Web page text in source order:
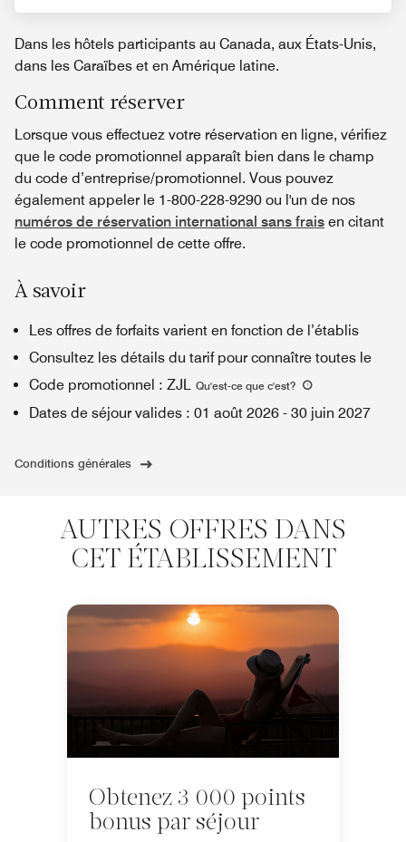
Dans les hôtels participants au Canada, aux États-Unis,
dans les Caraïbes et en Amérique latine.
Comment réserver
Lorsque vous effectuez votre réservation en ligne, vérifiez
que le code promotionnel apparaît bien dans le champ
du code d’entreprise/promotionnel. Vous pouvez
également appeler le 1-800-228-9290 ou l'un de nos
numéros de réservation international sans frais en citant
le code promotionnel de cette offre.
À savoir
Les offres de forfaits varient en fonction de l’établis
Consultez les détails du tarif pour connaître toutes le
Code promotionnel : ZJL Qu'est-ce que c'est?
Dates de séjour valides : 01 août 2026 - 30 juin 2027
Conditions générales
AUTRES OFFRES DANS
CET ÉTABLISSEMENT
Obtenez 3 000 points
bonus par séjour